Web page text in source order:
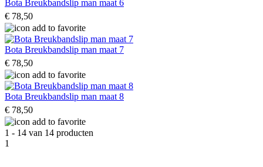
Bota Breukbandslip man maat 6
€ 78,50
Bota Breukbandslip man maat 7
€ 78,50
Bota Breukbandslip man maat 8
€ 78,50
1 - 14 van 14 producten
1